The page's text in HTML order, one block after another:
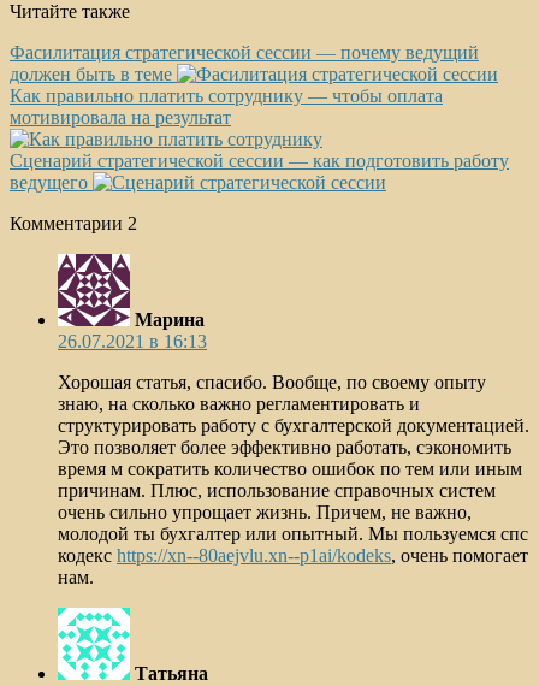
Читайте также
Фасилитация стратегической сессии — почему ведущий
должен быть в теме
Как правильно платить сотруднику — чтобы оплата
мотивировала на результат
Сценарий стратегической сессии — как подготовить работу
ведущего
Комментарии 2
Марина
26.07.2021 в 16:13
Хорошая статья, спасибо. Вообще, по своему опыту
знаю, на сколько важно регламентировать и
структурировать работу с бухгалтерской документацией.
Это позволяет более эффективно работать, сэкономить
время м сократить количество ошибок по тем или иным
причинам. Плюс, использование справочных систем
очень сильно упрощает жизнь. Причем, не важно,
молодой ты бухгалтер или опытный. Мы пользуемся спс
кодекс https://xn--80aejvlu.xn--p1ai/kodeks, очень помогает
нам.
Татьяна